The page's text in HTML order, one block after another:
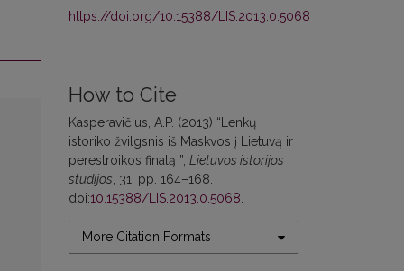
https://doi.org/10.15388/LIS.2013.0.5068
How to Cite
Kasperavičius, A.P. (2013) “Lenkų
istoriko žvilgsnis iš Maskvos į Lietuvą ir
perestroikos finalą ”, Lietuvos istorijos
studijos , 31, pp. 164–168.
doi:10.15388/LIS.2013.0.5068
More Citation Formats